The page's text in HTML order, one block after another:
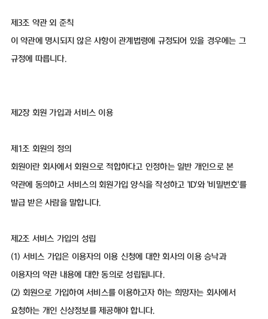
제3조 약관 외 준칙
이 약관에 명시되지 않은 사항이 관계법령에 규정되어 있을 경우에는 그
규정에 따릅니다.
제2장 회원 가입과 서비스 이용
제1조 회원의 정의
회원이란 회사에서 회원으로 적합하다고 인정하는 일반 개인으로 본
약관에 동의하고 서비스의 회원가입 양식을 작성하고 'ID'와 '비밀번호'를
발급 받은 사람을 말합니다.
제2조 서비스 가입의 성립
(1) 서비스 가입은 이용자의 이용 신청에 대한 회사의 이용 승낙과
이용자의 약관 내용에 대한 동의로 성립됩니다.
(2) 회원으로 가입하여 서비스를 이용하고자 하는 희망자는 회사에서
요청하는 개인 신상정보를 제공해야 합니다.